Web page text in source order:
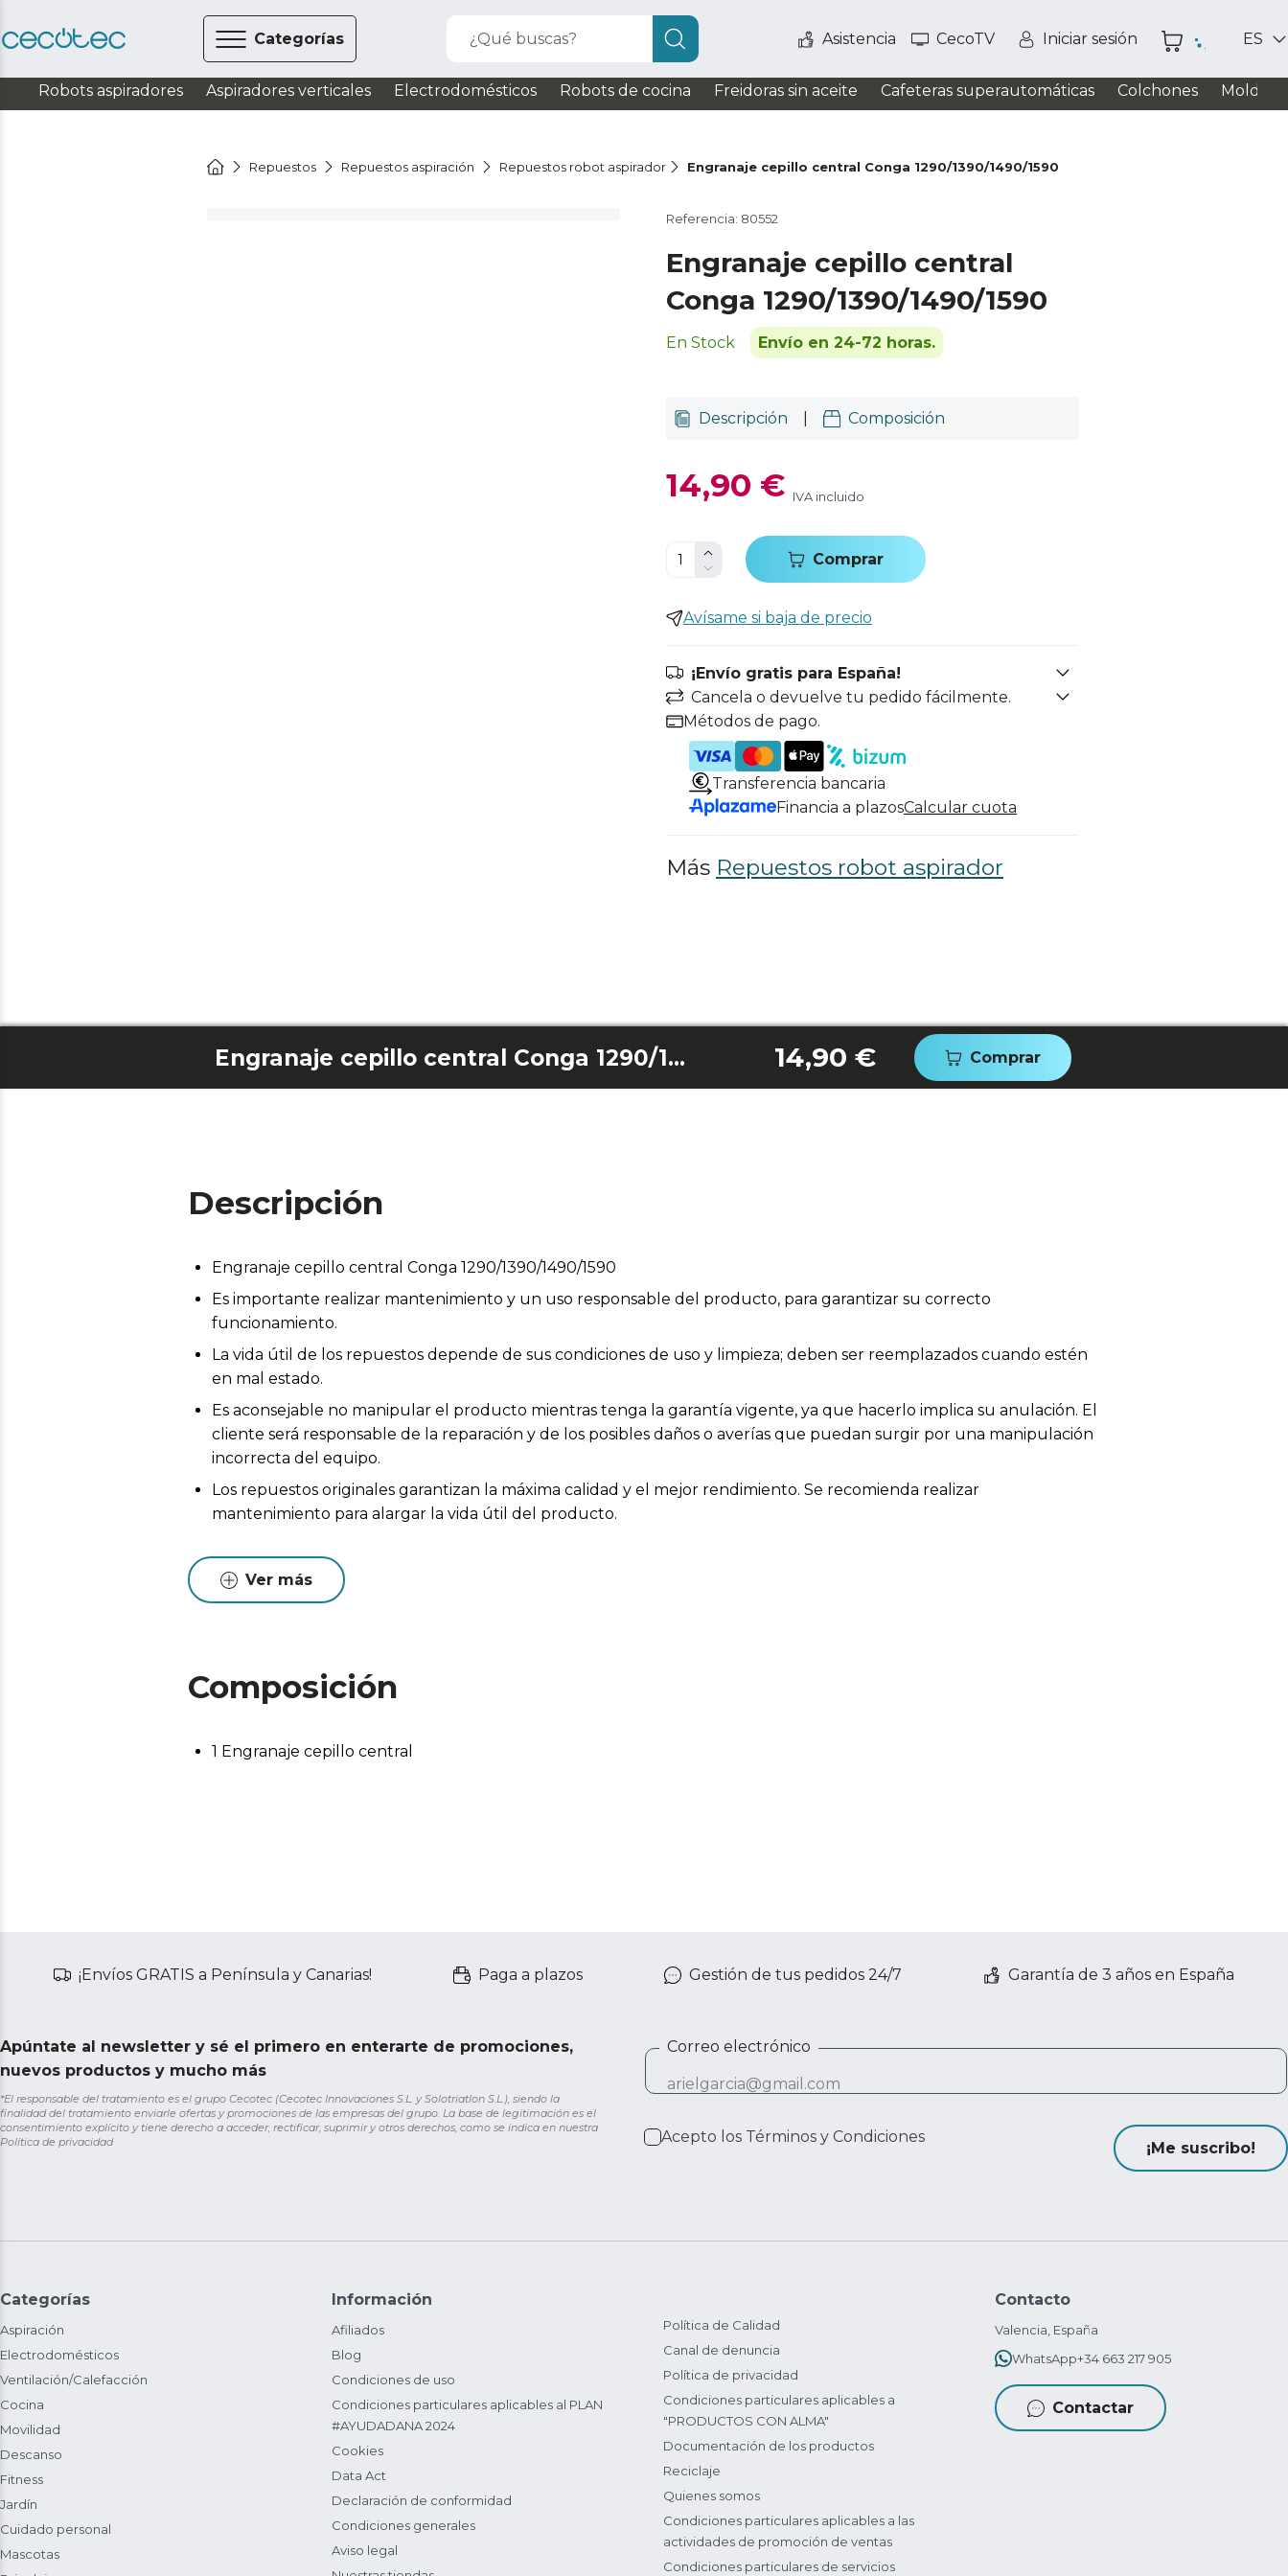
Categorías ¿Qué buscas? Asistencia CecoTV Iniciar sesión ES
Robots aspiradores Aspiradores verticales Electrodomésticos Robots de cocina Freidoras sin aceite Cafeteras superautomáticas Colchones
Repuestos Repuestos aspiración Repuestos robot aspirador Engranaje cepillo central Conga 1290/1390/1490/1590
Referencia: 80552
Engranaje cepillo central
Conga 1290/1390/1490/1590
En Stock Envío en 24-72 horas.
Descripción Composición
14,90 € IVA incluido
Comprar
Avísame si baja de precio
¡Envío gratis para España!
Cancela o devuelve tu pedido fácilmente.
Métodos de pago.
Transferencia bancaria
Financia a plazosCalcular cuota
Más Repuestos robot aspirador
Engranaje cepillo central Conga 1290/1390/1490/1590 14,90 € Comprar
Descripción
Engranaje cepillo central Conga 1290/1390/1490/1590
Es importante realizar mantenimiento y un uso responsable del producto, para garantizar su correcto
funcionamiento.
La vida útil de los repuestos depende de sus condiciones de uso y limpieza; deben ser reemplazados cuando estén
en mal estado.
Es aconsejable no manipular el producto mientras tenga la garantía vigente, ya que hacerlo implica su anulación. El
cliente será responsable de la reparación y de los posibles daños o averías que puedan surgir por una manipulación
incorrecta del equipo.
Los repuestos originales garantizan la máxima calidad y el mejor rendimiento. Se recomienda realizar
mantenimiento para alargar la vida útil del producto.
Ver más
Composición
1 Engranaje cepillo central
¡Envíos GRATIS a Península y Canarias! Paga a plazos Gestión de tus pedidos 24/7 Garantía de 3 años en España
Apúntate al newsletter y sé el primero en enterarte de promociones,
nuevos productos y mucho más
*El responsable del tratamiento es el grupo Cecotec (Cecotec Innovaciones S.L. y Solotriatlon S.L.), siendo la
finalidad del tratamiento enviarle ofertas y promociones de las empresas del grupo. La base de legitimación es el
consentimiento explícito y tiene derecho a acceder, rectificar, suprimir y otros derechos, como se indica en nuestra
Política de privacidad
Correo electrónico
Acepto los Términos y Condiciones
¡Me suscribo!
Categorías
Aspiración
Electrodomésticos
Ventilación/Calefacción
Cocina
Movilidad
Descanso
Fitness
Jardín
Cuidado personal
Mascotas
Información
Afiliados
Blog
Condiciones de uso
Condiciones particulares aplicables al PLAN
#AYUDADANA 2024
Cookies
Data Act
Declaración de conformidad
Condiciones generales
Aviso legal
Política de Calidad
Canal de denuncia
Política de privacidad
Condiciones particulares aplicables a
"PRODUCTOS CON ALMA"
Documentación de los productos
Reciclaje
Quienes somos
Condiciones particulares aplicables a las
actividades de promoción de ventas
Condiciones particulares de servicios
Contacto
Valencia, España
WhatsApp+34 663 217 905
Contactar